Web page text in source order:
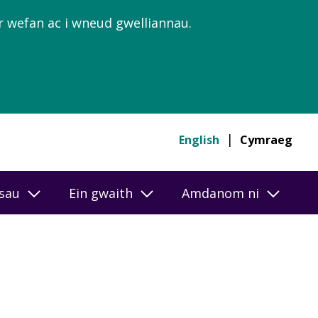
wefan ac i wneud gwelliannau.
English Cymraeg
Ein gwaith Amdanom ni